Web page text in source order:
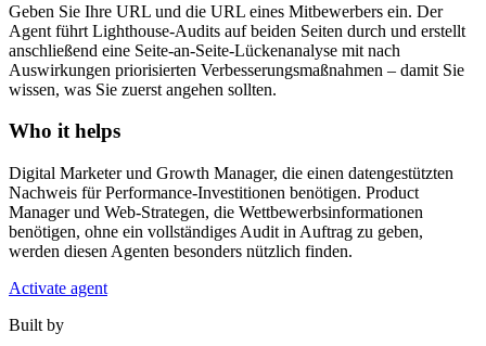
Geben Sie Ihre URL und die URL eines Mitbewerbers ein. Der
Agent führt Lighthouse-Audits auf beiden Seiten durch und erstellt
anschließend eine Seite-an-Seite-Lückenanalyse mit nach
Auswirkungen priorisierten Verbesserungsmaßnahmen – damit Sie
wissen, was Sie zuerst angehen sollten.
Who it helps
Digital Marketer und Growth Manager, die einen datengestützten
Nachweis für Performance-Investitionen benötigen. Product
Manager und Web-Strategen, die Wettbewerbsinformationen
benötigen, ohne ein vollständiges Audit in Auftrag zu geben,
werden diesen Agenten besonders nützlich finden.
Activate agent
Built by